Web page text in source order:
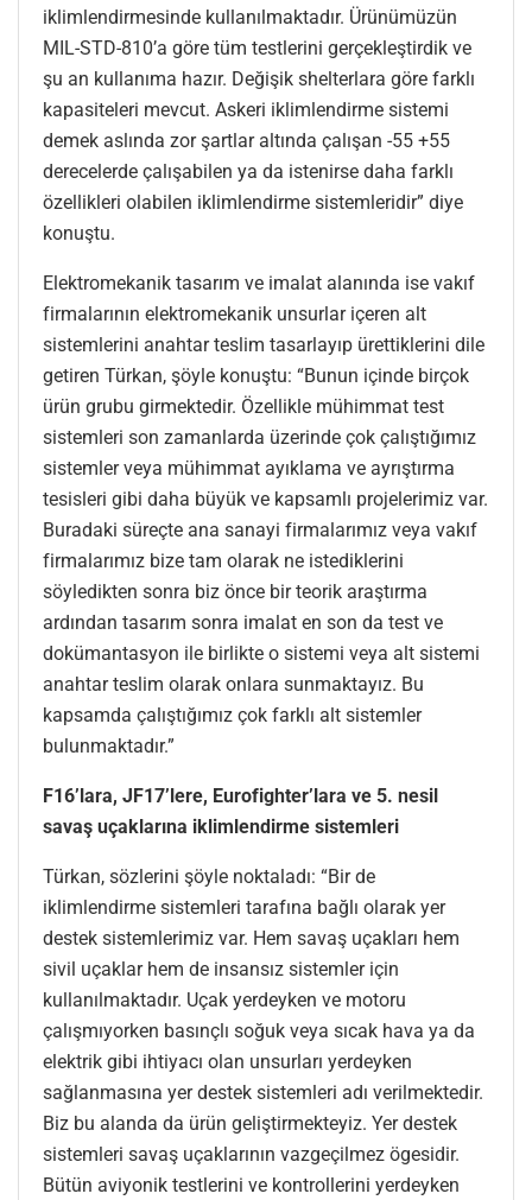
iklimlendirmesinde kullanılmaktadır. Ürünümüzün
MIL-STD-810’a göre tüm testlerini gerçekleştirdik ve
şu an kullanıma hazır. Değişik shelterlara göre farklı
kapasiteleri mevcut. Askeri iklimlendirme sistemi
demek aslında zor şartlar altında çalışan -55 +55
derecelerde çalışabilen ya da istenirse daha farklı
özellikleri olabilen iklimlendirme sistemleridir” diye
konuştu.
Elektromekanik tasarım ve imalat alanında ise vakıf
firmalarının elektromekanik unsurlar içeren alt
sistemlerini anahtar teslim tasarlayıp ürettiklerini dile
getiren Türkan, şöyle konuştu: “Bunun içinde birçok
ürün grubu girmektedir. Özellikle mühimmat test
sistemleri son zamanlarda üzerinde çok çalıştığımız
sistemler veya mühimmat ayıklama ve ayrıştırma
tesisleri gibi daha büyük ve kapsamlı projelerimiz var.
Buradaki süreçte ana sanayi firmalarımız veya vakıf
firmalarımız bize tam olarak ne istediklerini
söyledikten sonra biz önce bir teorik araştırma
ardından tasarım sonra imalat en son da test ve
dokümantasyon ile birlikte o sistemi veya alt sistemi
anahtar teslim olarak onlara sunmaktayız. Bu
kapsamda çalıştığımız çok farklı alt sistemler
bulunmaktadır.”
F16’lara, JF17’lere, Eurofighter’lara ve 5. nesil
savaş uçaklarına iklimlendirme sistemleri
Türkan, sözlerini şöyle noktaladı: “Bir de
iklimlendirme sistemleri tarafına bağlı olarak yer
destek sistemlerimiz var. Hem savaş uçakları hem
sivil uçaklar hem de insansız sistemler için
kullanılmaktadır. Uçak yerdeyken ve motoru
çalışmıyorken basınçlı soğuk veya sıcak hava ya da
elektrik gibi ihtiyacı olan unsurları yerdeyken
sağlanmasına yer destek sistemleri adı verilmektedir.
Biz bu alanda da ürün geliştirmekteyiz. Yer destek
sistemleri savaş uçaklarının vazgeçilmez ögesidir.
Bütün aviyonik testlerini ve kontrollerini yerdeyken